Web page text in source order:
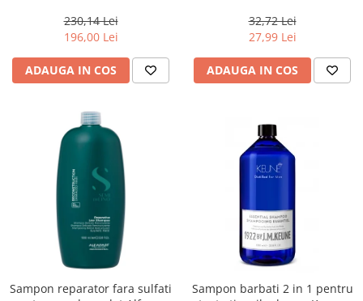
Shampoo, 1000 ml
230,14 Lei
196,00 Lei
ADAUGA IN COS
32,72 Lei
27,99 Lei
ADAUGA IN COS
Sampon reparator fara sulfati
Sampon barbati 2 in 1 pentru